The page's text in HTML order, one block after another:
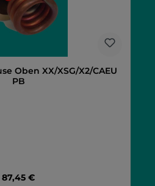
Oben XX/XSG/X2/CAEU
PB
Regulärer Preis:
87,45 €